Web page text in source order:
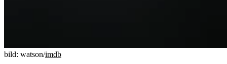
bild: watson/imdb